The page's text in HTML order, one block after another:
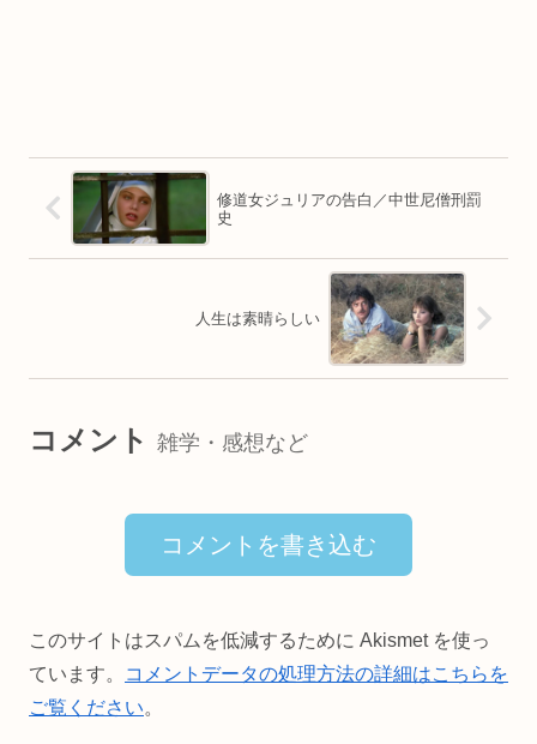
修道女ジュリアの告白／中世尼僧刑罰
史
人生は素晴らしい
コメント 雑学・感想など
コメントを書き込む
このサイトはスパムを低減するために Akismet を使っ
ています。
コメントデータの処理方法の詳細はこちらを
ご覧ください。